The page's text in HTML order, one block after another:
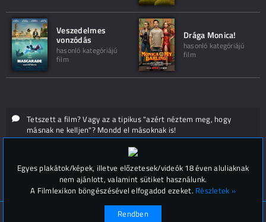
Veszedelmes
vonzódás
hasonló kategóriájú
film
Drága Monica!
hasonló kategóriájú
film
Tetszett a film? Vagy az a tipikus "azért néztem meg, hogy
másnak ne kelljen"? Mondd el másoknak is!
Hozzászólások (
© Filmlexikon 2019-2026
Kapcsolat, impresszum
Egyes plakátok/képek, illetve előzetesek/videók 18 éven aluliaknak
nem ajánlott, valamint sütiket használunk.
A Filmlexikon böngészésével elfogadod ezeket. Részletek »
Rendben